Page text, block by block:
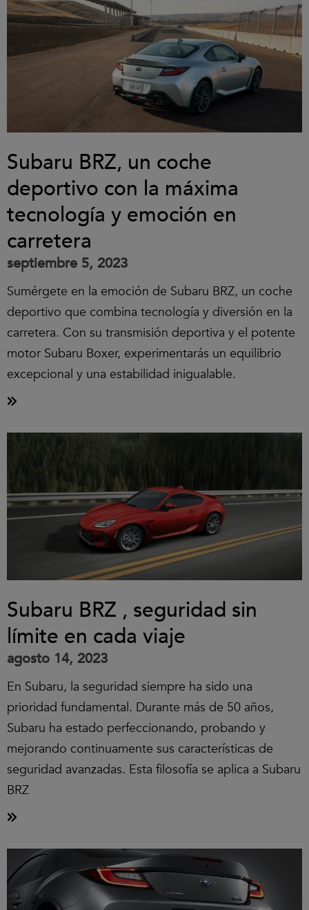
Subaru BRZ, un coche
deportivo con la máxima
tecnología y emoción en
carretera
septiembre 5, 2023
Sumérgete en la emoción de Subaru BRZ, un coche
deportivo que combina tecnología y diversión en la
carretera. Con su transmisión deportiva y el potente
motor Subaru Boxer, experimentarás un equilibrio
excepcional y una estabilidad inigualable.
Subaru BRZ , seguridad sin
límite en cada viaje
agosto 14, 2023
En Subaru, la seguridad siempre ha sido una
prioridad fundamental. Durante más de 50 años,
Subaru ha estado perfeccionando, probando y
mejorando continuamente sus características de
seguridad avanzadas. Esta filosofía se aplica a Subaru
BRZ